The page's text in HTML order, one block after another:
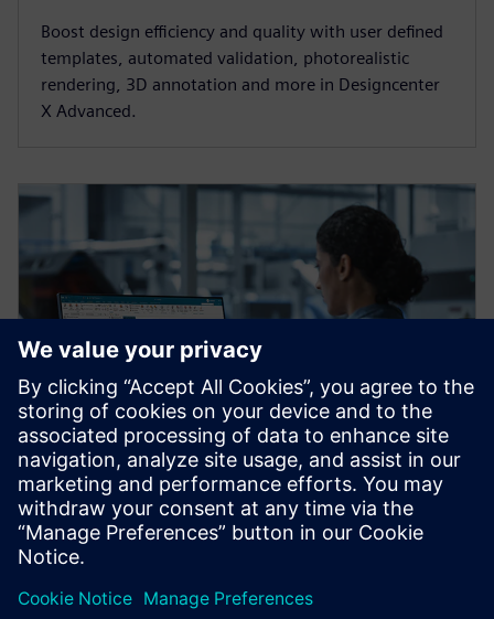
Boost design efficiency and quality with user defined
templates, automated validation, photorealistic
rendering, 3D annotation and more in Designcenter
X Advanced.
DESIGNCENTER
Designcenter X Premium